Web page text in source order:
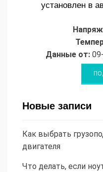
установлен в
Данные от:
Новые записи
Как выбрать
двигателя
Что делать, если